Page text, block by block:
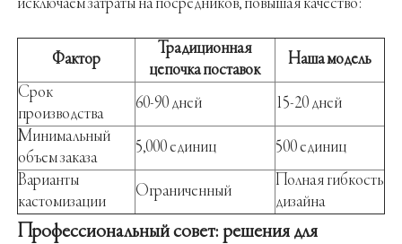
исключаем затраты на посредников, повышая качество:
Фактор
Традиционная
цепочка поставок
Наша модель
Срок
производства
60-90 дней
15-20 дней
Минимальный
объем заказа
5,000 единиц
500 единиц
Варианты
кастомизации
Ограниченный
Полная гибкость
дизайна
Профессиональный совет: решения для